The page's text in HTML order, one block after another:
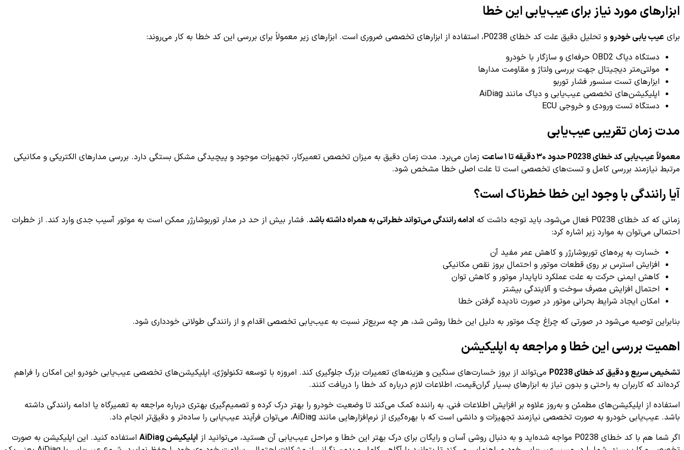
ابزارهای مورد نیاز برای عیب‌یابی این خطا
برای عیب یابی خودرو و تحلیل دقیق علت کد خطای P0238، استفاده از ابزارهای تخصصی ضروری است. ابزارهای زیر معمولاً برای بررسی این کد خطا به کار می‌روند:
دستگاه دیاگ OBD2 حرفه‌ای و سازگار با خودرو
مولتی‌متر دیجیتال جهت بررسی ولتاژ و مقاومت مدارها
ابزارهای تست سنسور فشار توربو
اپلیکیشن‌های تخصصی عیب‌یابی و دیاگ مانند AiDiag
دستگاه تست ورودی و خروجی ECU
مدت زمان تقریبی عیب‌یابی
معمولاً عیب‌یابی کد خطای P0238 حدود ۳۰ دقیقه تا ۱ ساعت
زمان می‌برد. مدت زمان دقیق به میزان تخصص تعمیرکار، تجهیزات موجود و پیچیدگی مشکل بستگی دارد. بررسی مدارهای الکتریکی و مکانیکی
مرتبط نیازمند بررسی کامل و تست‌های تخصصی است تا علت اصلی خطا مشخص شود.
آیا رانندگی با وجود این خطا خطرناک است؟
زمانی که کد خطای P0238 فعال می‌شود، باید توجه داشت که ادامه رانندگی می‌تواند خطراتی به همراه داشته باشد. فشار بیش از حد در مدار توربوشارژر ممکن است به موتور آسیب جدی وارد کند. از خطرات
احتمالی می‌توان به موارد زیر اشاره کرد:
خسارت به پره‌های توربوشارژر و کاهش عمر مفید آن
افزایش استرس بر روی قطعات موتور و احتمال بروز نقص مکانیکی
کاهش ایمنی حرکت به علت عملکرد ناپایدار موتور و کاهش توان
احتمال افزایش مصرف سوخت و آلایندگی بیشتر
امکان ایجاد شرایط بحرانی موتور در صورت نادیده گرفتن خطا
بنابراین توصیه می‌شود در صورتی که چراغ چک موتور به دلیل این خطا روشن شد، هر چه سریع‌تر نسبت به عیب‌یابی تخصصی اقدام و از رانندگی طولانی خودداری شود.
اهمیت بررسی این خطا و مراجعه به اپلیکیشن
تشخیص سریع و دقیق کد خطای P0238
می‌تواند از بروز خسارت‌های سنگین و هزینه‌های تعمیرات بزرگ جلوگیری کند. امروزه با توسعه تکنولوژی، اپلیکیشن‌های تخصصی عیب‌یابی خودرو این امکان را فراهم
کرده‌اند که کاربران به راحتی و بدون نیاز به ابزارهای بسیار گران‌قیمت، اطلاعات لازم درباره کد خطا را دریافت کنند.
استفاده از اپلیکیشن‌های مطمئن و به‌روز علاوه بر افزایش اطلاعات فنی، به راننده کمک می‌کند تا وضعیت خودرو را بهتر درک کرده و تصمیم‌گیری بهتری درباره مراجعه به تعمیرگاه یا ادامه رانندگی داشته
باشد. عیب‌یابی خودرو به صورت تخصصی نیازمند تجهیزات و دانشی است که با بهره‌گیری از نرم‌افزارهایی مانند AiDiag، می‌توان فرآیند عیب‌یابی را ساده‌تر و دقیق‌تر انجام داد.
اگر شما هم با کد خطای P0238 مواجه شده‌اید و به دنبال روشی آسان و رایگان برای درک بهتر این خطا و مراحل عیب‌یابی آن هستید، می‌توانید از
اپلیکیشن AiDiag
استفاده کنید. این اپلیکیشن به صورت